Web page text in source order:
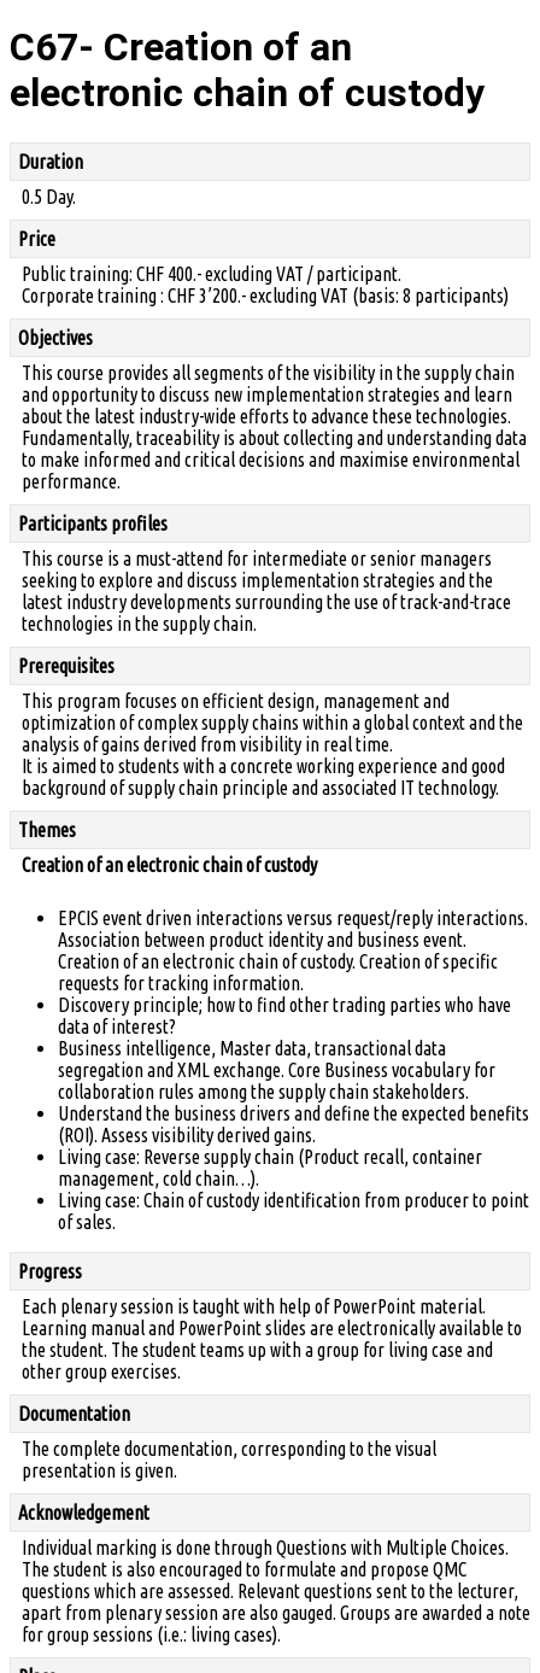
C67- Creation of an
electronic chain of custody
Duration
0.5 Day.
Price
Public training: CHF 400.- excluding VAT / participant.
Corporate training : CHF 3’200.- excluding VAT (basis: 8 participants)
Objectives
This course provides all segments of the visibility in the supply chain
and opportunity to discuss new implementation strategies and learn
about the latest industry-wide efforts to advance these technologies.
Fundamentally, traceability is about collecting and understanding data
to make informed and critical decisions and maximise environmental
performance.
Participants profiles
This course is a must-attend for intermediate or senior managers
seeking to explore and discuss implementation strategies and the
latest industry developments surrounding the use of track-and-trace
technologies in the supply chain.
Prerequisites
This program focuses on efficient design, management and
optimization of complex supply chains within a global context and the
analysis of gains derived from visibility in real time.
It is aimed to students with a concrete working experience and good
background of supply chain principle and associated IT technology.
Themes
Creation of an electronic chain of custody
EPCIS event driven interactions versus request/reply interactions.
Association between product identity and business event.
Creation of an electronic chain of custody. Creation of specific
requests for tracking information.
Discovery principle; how to find other trading parties who have
data of interest?
Business intelligence, Master data, transactional data
segregation and XML exchange. Core Business vocabulary for
collaboration rules among the supply chain stakeholders.
Understand the business drivers and define the expected benefits
(ROI). Assess visibility derived gains.
Living case: Reverse supply chain (Product recall, container
management, cold chain…).
Living case: Chain of custody identification from producer to point
of sales.
Progress
Each plenary session is taught with help of PowerPoint material.
Learning manual and PowerPoint slides are electronically available to
the student. The student teams up with a group for living case and
other group exercises.
Documentation
The complete documentation, corresponding to the visual
presentation is given.
Acknowledgement
Individual marking is done through Questions with Multiple Choices.
The student is also encouraged to formulate and propose QMC
questions which are assessed. Relevant questions sent to the lecturer,
apart from plenary session are also gauged. Groups are awarded a note
for group sessions (i.e.: living cases).